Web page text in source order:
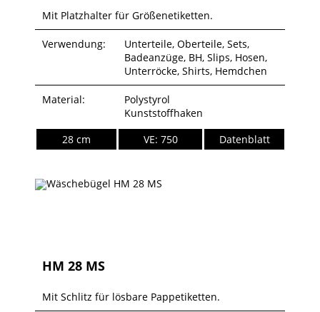
Mit Platzhalter für Größenetiketten.
Verwendung:
Unterteile, Oberteile, Sets,
Badeanzüge, BH, Slips, Hosen,
Unterröcke, Shirts, Hemdchen
Material:
Polystyrol
Kunststoffhaken
28 cm
VE: 750 Datenblatt
HM 28 MS
Mit Schlitz für lösbare Pappetiketten.